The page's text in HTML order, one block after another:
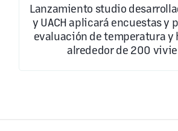
Lanzamiento studio
y UACH aplicará encuestas y
evaluación de temperatura y
alrededor de 200